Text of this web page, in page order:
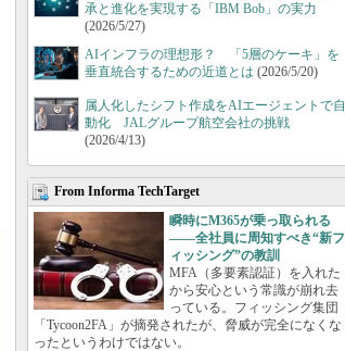
承と進化を実現する「IBM Bob」の実力
(2026/5/27)
AIインフラの理想形？ 「5層のケーキ」を
垂直統合するための近道とは (2026/5/20)
属人化したシフト作成をAIエージェントで自
動化 JALグループ航空会社の挑戦
(2026/4/13)
From Informa TechTarget
瞬時にM365が乗っ取られる
――全社員に周知すべき“新フ
ィッシング”の教訓
MFA（多要素認証）を入れた
から安心という常識が崩れ去
っている。フィッシング集団
「Tycoon2FA」が摘発されたが、脅威が完全になくな
ったというわけではない。